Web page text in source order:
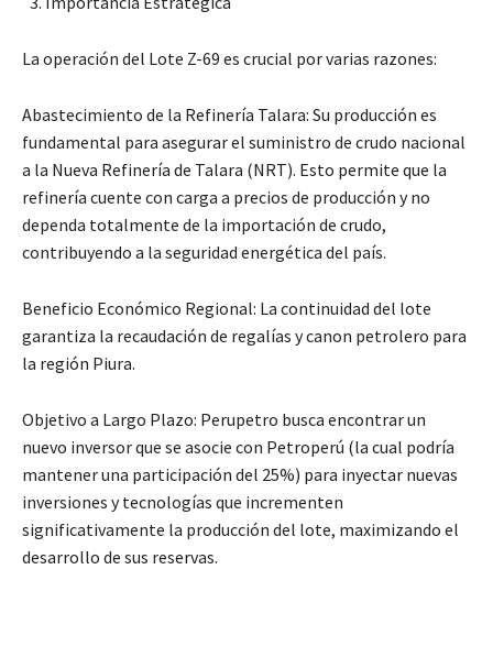
La operación del Lote Z-69 es crucial por varias razones:
Abastecimiento de la Refinería Talara: Su producción es
fundamental para asegurar el suministro de crudo nacional
a la Nueva Refinería de Talara (NRT). Esto permite que la
refinería cuente con carga a precios de producción y no
dependa totalmente de la importación de crudo,
contribuyendo a la seguridad energética del país.
Beneficio Económico Regional: La continuidad del lote
garantiza la recaudación de regalías y canon petrolero para
la región Piura.
Objetivo a Largo Plazo: Perupetro busca encontrar un
nuevo inversor que se asocie con Petroperú (la cual podría
mantener una participación del 25%) para inyectar nuevas
inversiones y tecnologías que incrementen
significativamente la producción del lote, maximizando el
desarrollo de sus reservas.